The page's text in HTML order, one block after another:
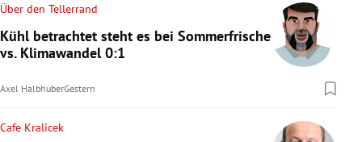
Untermenü
Untermenü
Untermenü
Untermenü
Über den Tellerrand
Kühl betrachtet steht es bei Sommerfrische
vs. Klimawandel 0:1
Axel HalbhuberGestern
Cafe Kralicek